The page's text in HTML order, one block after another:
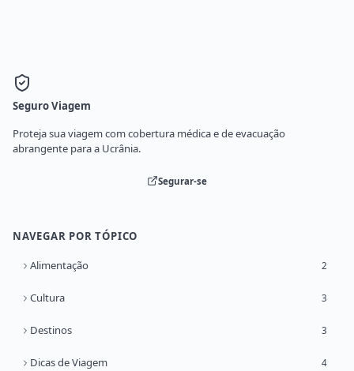
Seguro Viagem
Proteja sua viagem com cobertura médica e de evacuação
abrangente para a Ucrânia.
Segurar-se
NAVEGAR POR TÓPICO
Alimentação 2
Cultura 3
Destinos 3
Dicas de Viagem 4